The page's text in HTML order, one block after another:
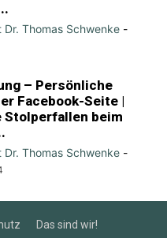
Dr. Thomas Schwenke -
– Persönliche
Facebook-Seite |
Stolperfallen beim
Dr. Thomas Schwenke -
Das sind wir!